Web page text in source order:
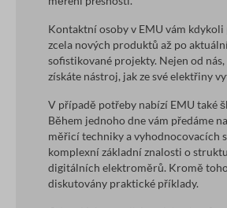
Kontaktní osoby v EMU vám kdykoli
zcela nových produktů až po
sofistikované projekty. Nejen od nás,
získáte nástroj, jak ze své elektřiny
V případě potřeby nabízí EMU také
Během jednoho dne vám předáme
měřicí techniky a vyhodnocovacích
komplexní základní znalosti o
digitálních elektroměrů. Kromě
diskutovány praktické příklady.